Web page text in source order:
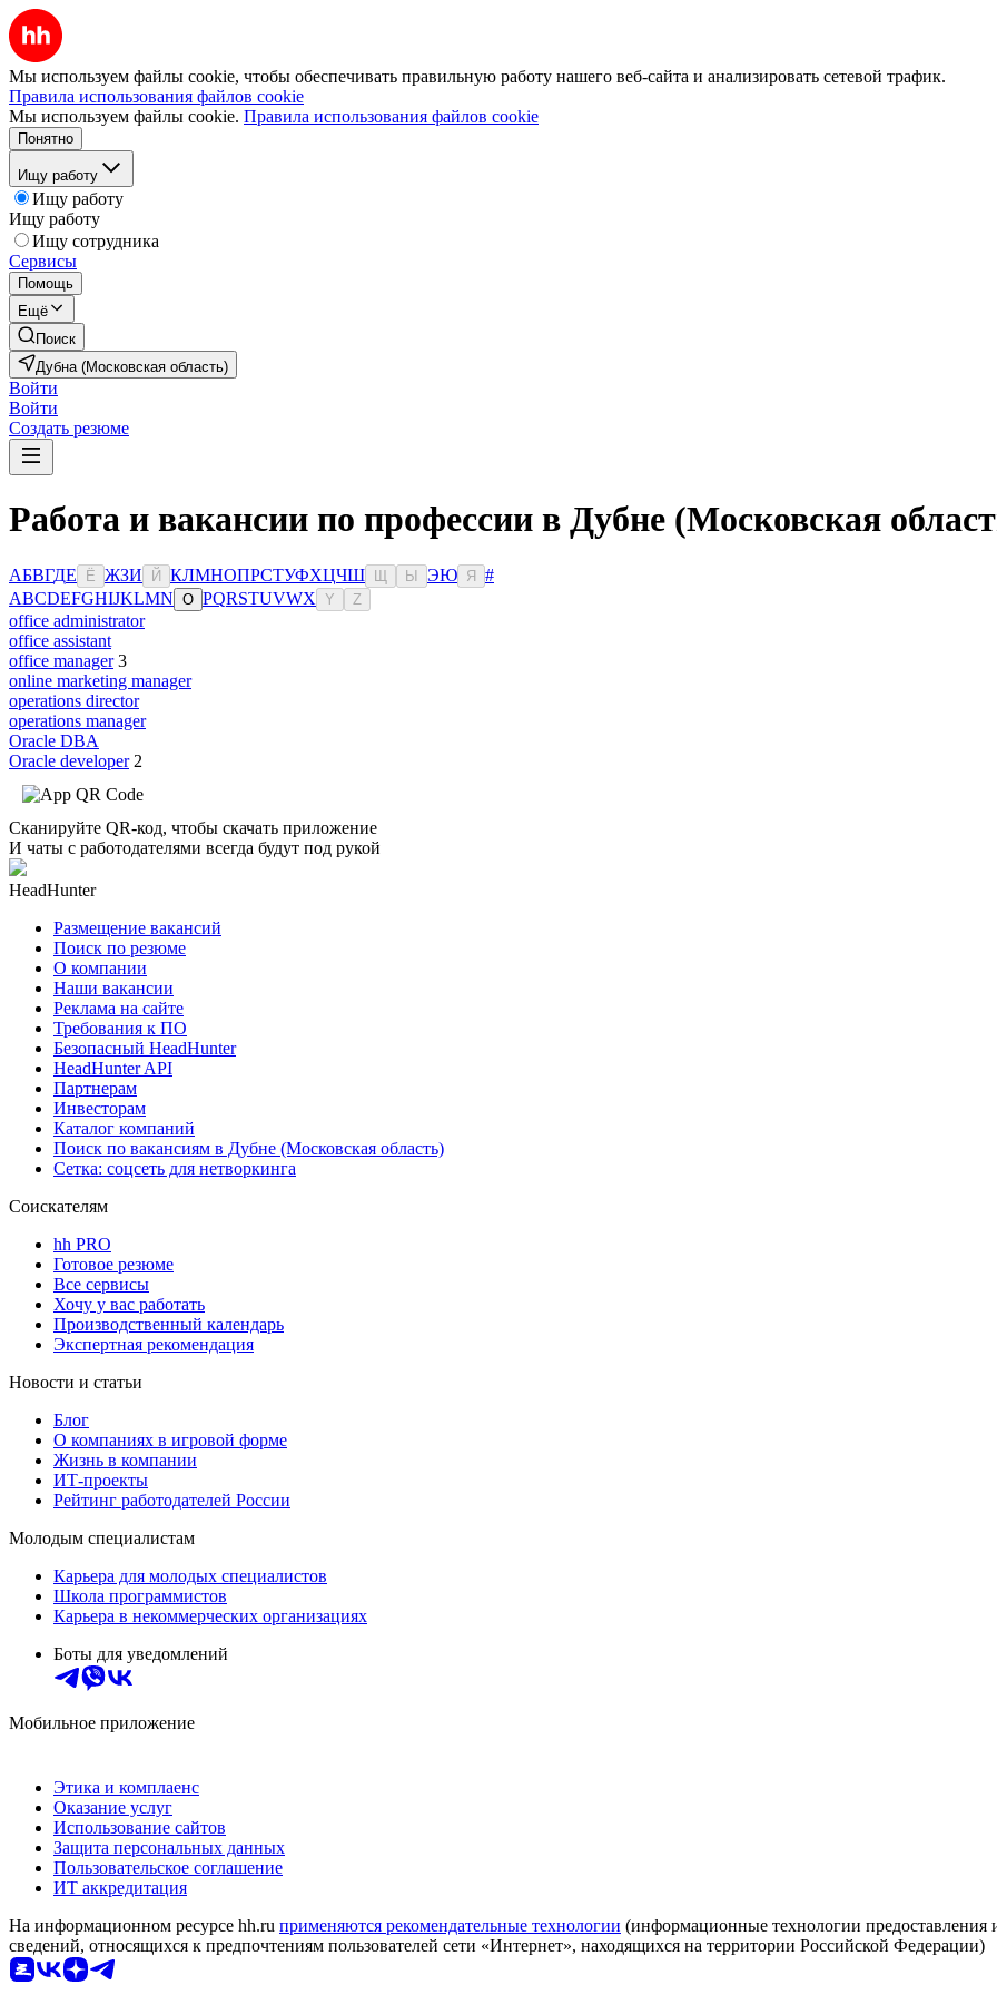
Мы используем файлы cookie, чтобы обеспечивать правильную работу нашего веб-сайта и анализировать сетевой трафик.
Правила использования файлов cookie
Мы используем файлы cookie. Правила использования файлов cookie
Понятно
Ищу работу
Ищу работу
Ищу работу
Ищу сотрудника
Сервисы
Помощь
Ещё
Поиск
Дубна (Московская область)
Войти
Войти
Создать резюме
Работа и вакансии по профессии в Дубне (Московская
АБВГДЕ Ё ЖЗИ Й КЛМНОПРСТУФХЦЧШ Ы ЭЮ Я
#
ABCDEFGHIJKLMN O PQRSTUVWX Y Z
office administrator
office assistant
office manager 3
online marketing manager
operations director
operations manager
Oracle DBA
Oracle developer 2
Сканируйте QR-код, чтобы скачать приложение
И чаты с работодателями всегда будут под рукой
HeadHunter
Размещение вакансий
Поиск по резюме
О компании
Наши вакансии
Реклама на сайте
Требования к ПО
Безопасный HeadHunter
HeadHunter API
Партнерам
Инвесторам
Каталог компаний
Поиск по вакансиям в Дубне (Московская область)
Сетка: соцсеть для нетворкинга
Соискателям
hh PRO
Готовое резюме
Все сервисы
Хочу у вас работать
Производственный календарь
Экспертная рекомендация
Новости и статьи
Блог
О компаниях в игровой форме
Жизнь в компании
ИТ-проекты
Рейтинг работодателей России
Молодым специалистам
Карьера для молодых специалистов
Школа программистов
Карьера в некоммерческих организациях
Боты для уведомлений
Мобильное приложение
Этика и комплаенс
Оказание услуг
Использование сайтов
Защита персональных данных
Пользовательское соглашение
ИТ аккредитация
На информационном ресурсе hh.ru применяются рекомендательные технологии (информационные технологии предоставления
сведений, относящихся к предпочтениям пользователей сети «Интернет», находящихся на территории Российской Федерации)